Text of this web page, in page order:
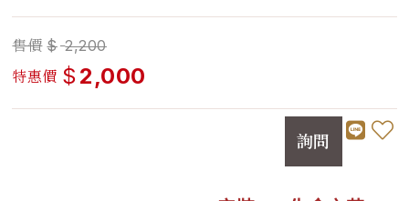
售價 $ 2,200
特惠價 $ 2,000
詢問